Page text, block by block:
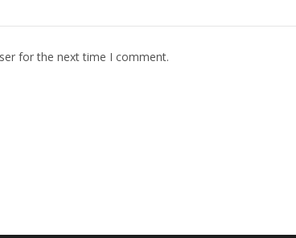
for the next time I comment.